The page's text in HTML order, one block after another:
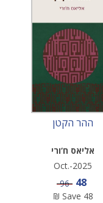
ההר הקטן
אליאס ח‘ורי
Oct.-2025
Sale price
48
Price
96
Save 48
₪